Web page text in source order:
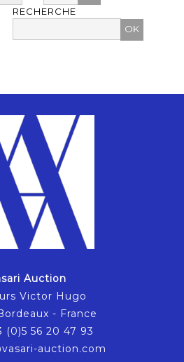
RECHERCHE
Auction
Victor Hugo
- France
(0)5 56 20 47 93
auction.com